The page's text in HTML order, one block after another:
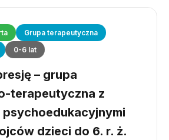
Grupa terapeutyczna
0-6 lat
– grupa
terapeutyczna z
psychoedukacyjnymi
dzieci do 6. r. ż.